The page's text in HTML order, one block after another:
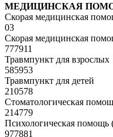
МЕДИЦИНСКАЯ
Скорая медицинская
03
Скорая медицинская
777911
Травмпункт для взрослых
585953
Травмпункт для детей
210578
Стоматологическая
214779
Психологическая помощь
977881